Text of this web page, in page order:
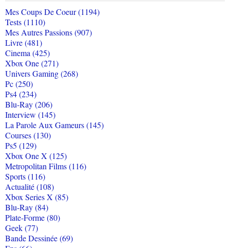
Mes Coups De Coeur (1194)
Tests (1110)
Mes Autres Passions (907)
Livre (481)
Cinema (425)
Xbox One (271)
Univers Gaming (268)
Pc (250)
Ps4 (234)
Blu-Ray (206)
Interview (145)
La Parole Aux Gameurs (145)
Courses (130)
Ps5 (129)
Xbox One X (125)
Metropolitan Films (116)
Sports (116)
Actualité (108)
Xbox Series X (85)
Blu-Ray (84)
Plate-Forme (80)
Geek (77)
Bande Dessinée (69)